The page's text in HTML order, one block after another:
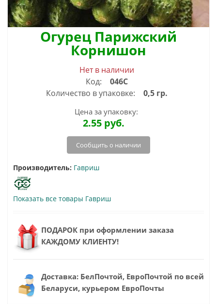
Огурец Парижский
Корнишон
Нет в наличии
Код:
046С
Количество в упаковке:
0,5 гр.
Цена за упаковку:
2.55 руб.
Сообщить о наличии
Производитель: Гавриш
Показать все товары Гавриш
ПОДАРОК при оформлении заказа
КАЖДОМУ КЛИЕНТУ!
Доставка: БелПочтой, ЕвроПочтой по всей
Беларуси, курьером ЕвроПочты